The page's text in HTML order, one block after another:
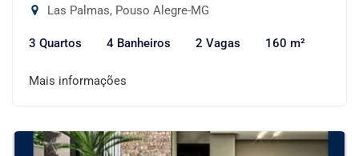
Las Palmas, Pouso Alegre-MG
3 Quartos 4 Banheiros 2 Vagas 160 m²
Mais informações